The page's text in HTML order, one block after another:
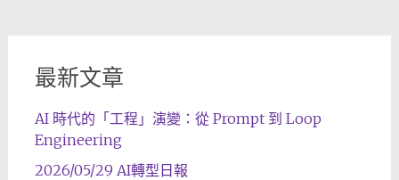
最新文章
AI 時代的「工程」演變：從 Prompt 到 Loop
Engineering
2026/05/29 AI轉型日報